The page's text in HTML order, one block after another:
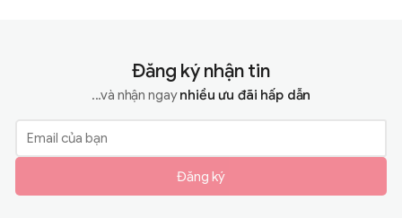
Đăng ký nhận tin
...và nhận ngaynhiều ưu đãi hấp dẫn
Đăng ký